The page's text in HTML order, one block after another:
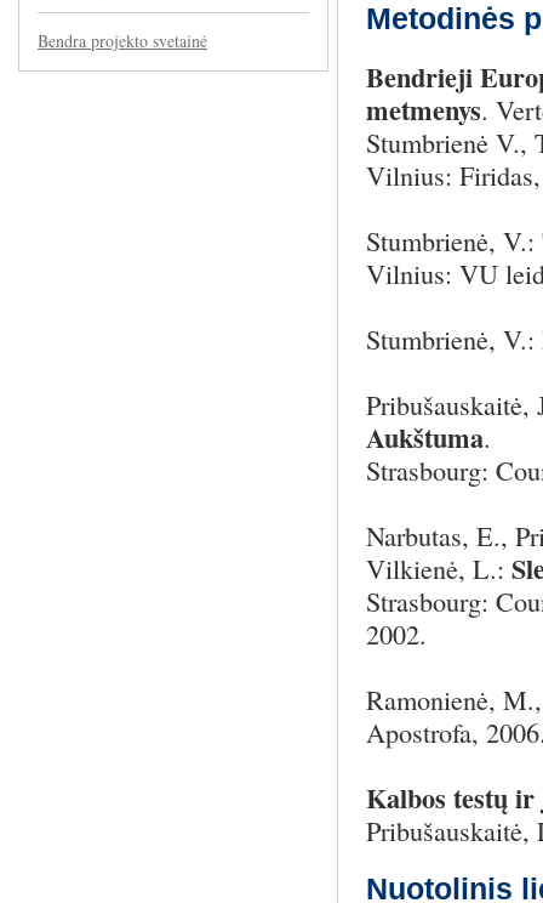
Bendra projekto svetainė
Metodinės
Bendrieji
metmenys.
Stumbrienė V.,
Vilnius:
Stumbrienė, V.:
Vilnius: VU
Stumbrienė, V.:
Aukštuma.
Strasbourg:
Narbutas, E.,
Vilkienė, L.:
Strasbourg:
2002.
Ramonienė,
Apostrofa,
Kalbos testų
Nuotolinis